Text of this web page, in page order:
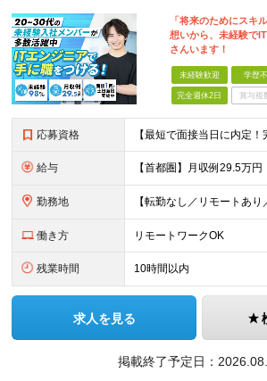
「将来のためにスキ
想いから、未経験で
さんいます！
未経験歓迎 学歴
完全週休2日 賞与複
応募資格
給与
勤務地
働き方 リモートワークOK
残業時間 10時間以内
求人を見る
掲載終了予定日：